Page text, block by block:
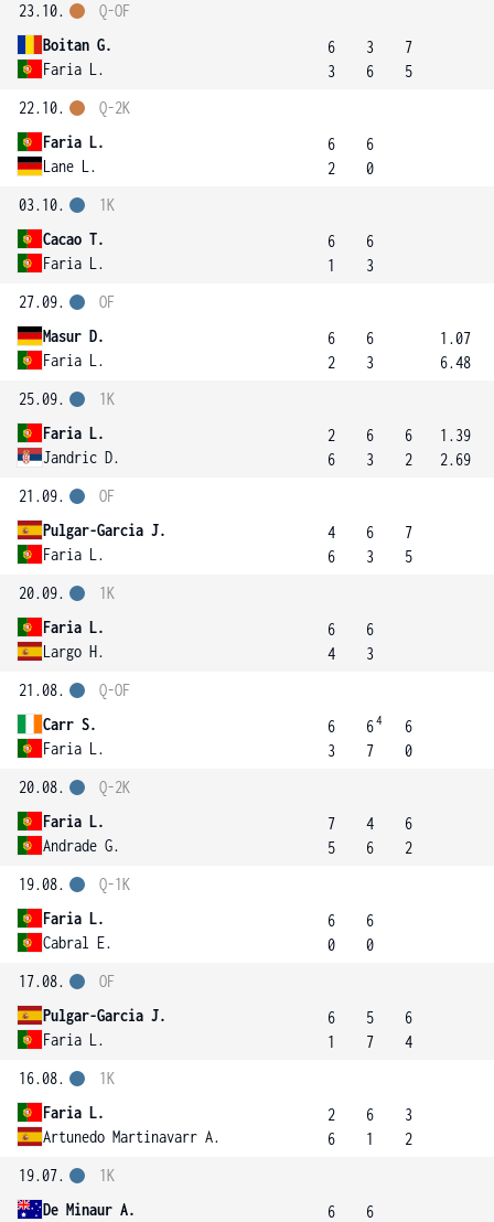
23.10.
Boitan G.
Faria L.
Q-OF
6
3
3
6
7
5
22.10.
Faria L.
Lane L.
Q-2K
6
2
6
0
03.10.
Cacao T.
Faria L.
1K
6
1
6
3
27.09.
Masur D.
Faria L.
OF
6
2
6
3
1.07
6.48
25.09.
Faria L.
Jandric D.
1K
2
6
6
3
6
2
1.39
2.69
21.09.
Pulgar-Garcia J.
Faria L.
OF
4
6
6
3
7
5
20.09.
Faria L.
Largo H.
1K
6
4
6
3
21.08.
Carr S.
Faria L.
Q-OF
6
3
64
7
6
0
20.08.
Faria L.
Andrade G.
Q-2K
7
5
4
6
6
2
19.08.
Faria L.
Cabral E.
Q-1K
6
0
6
0
17.08.
Pulgar-Garcia J.
Faria L.
OF
6
1
5
7
6
4
16.08.
Faria L.
Artunedo Martinavarr A.
1K
2
6
6
1
3
2
19.07.
De Minaur A.
1K
6
6